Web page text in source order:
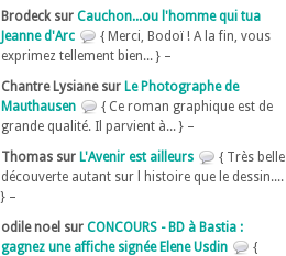
Brodeck sur Cauchon...ou l'homme qui tua
Jeanne d'Arc
{ Merci, Bodoï ! A la fin, vous
exprimez tellement bien... } –
Chantre Lysiane sur Le Photographe de
Mauthausen
{ Ce roman graphique est de
grande qualité. Il parvient à... } –
Thomas sur L'Avenir est ailleurs
{ Très belle
découverte autant sur l histoire que le dessin....
} –
odile noel sur CONCOURS - BD à Bastia :
gagnez une affiche signée Elene Usdin
{